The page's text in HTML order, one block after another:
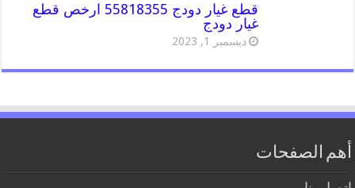
قطع غيار دودج 55818355 ارخص قطع
غيار دودج
ديسمبر 1, 2023
أهم الصفحات